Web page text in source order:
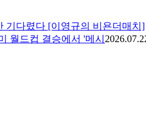
기다렸다 [이영규의 비욘더매치]
월드컵 결승에서 '메시